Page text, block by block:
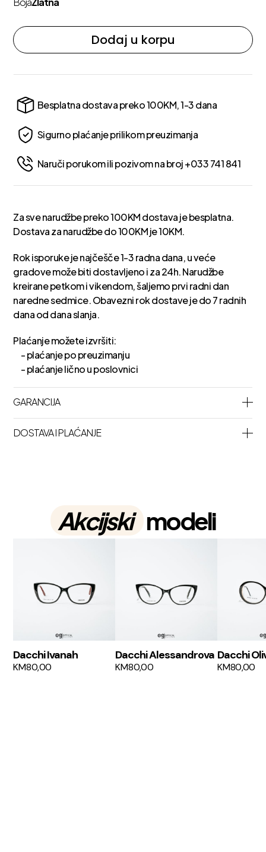
Dodaj u korpu
Besplatna dostava preko 100KM, 1-3 dana
Sigurno plaćanje prilikom preuzimanja
Naruči porukom ili pozivom na broj +033 741 841
Za sve narudžbe preko 100KM dostava je besplatna.
Dostava za narudžbe do 100KM je 10KM.
Rok isporuke je najčešče 1-3 radna dana, u veće
gradove može biti dostavljeno i za 24h. Narudžbe
kreirane petkom i vikendom, šaljemo prvi radni dan
naredne sedmice. Obavezni rok dostave je do 7 radnih
dana od dana slanja.
Plaćanje možete izvršiti:
- plaćanje po preuzimanju
- plaćanje lično u poslovnici
GARANCIJA
DOSTAVA I PLAĆANJE
Akcijski modeli
Dacchi Ivanah
KM80,00
Dacchi Alessandrova
KM80,00
Dacchi
KM80,00